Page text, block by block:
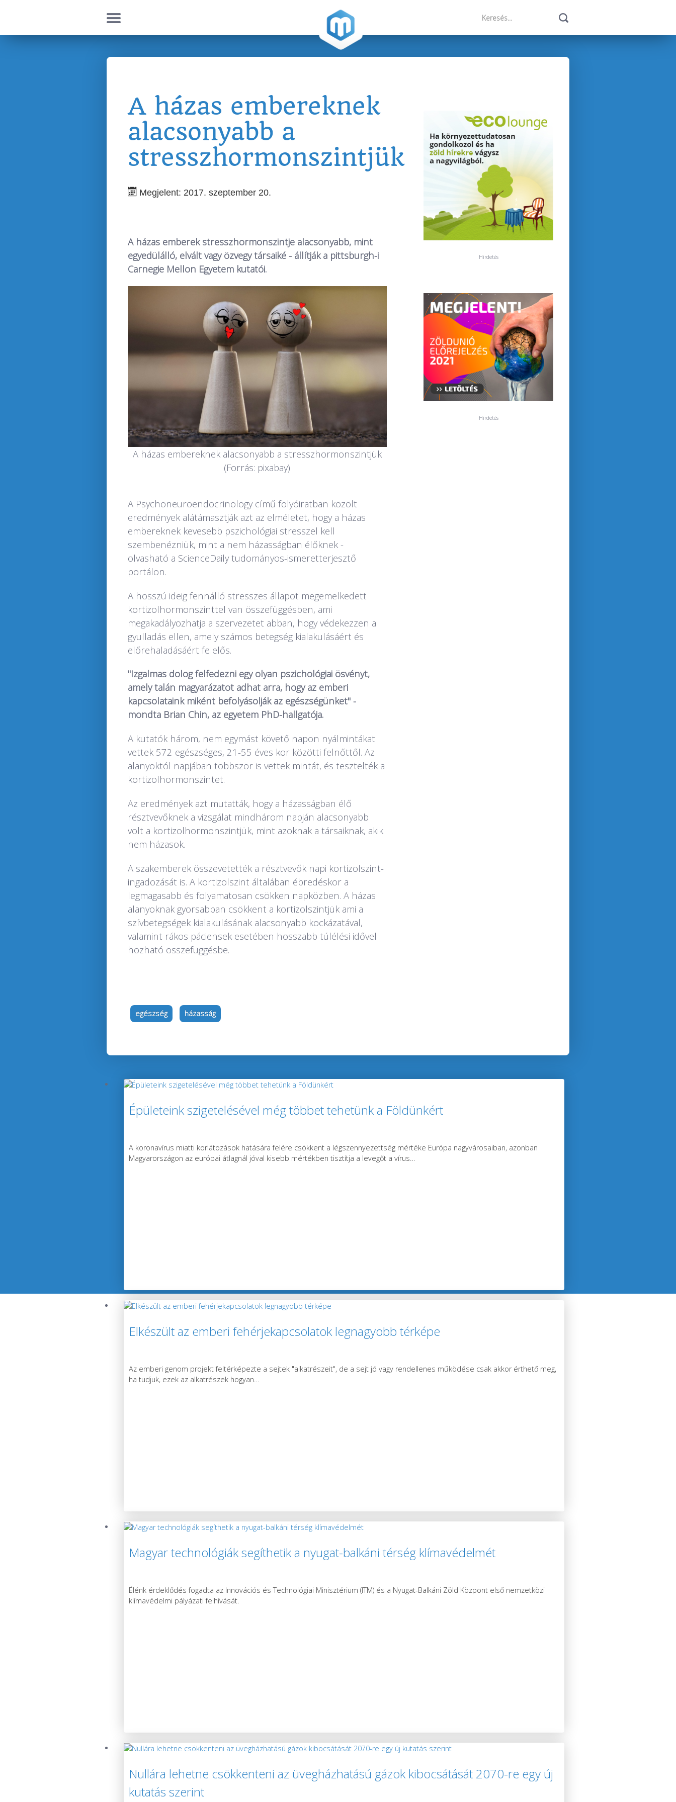
A házas embereknek
alacsonyabb a
stresszhormonszintjük
Megjelent: 2017. szeptember 20.
A házas emberek stresszhormonszintje alacsonyabb, mint
egyedülálló, elvált vagy özvegy társaiké - állítják a pittsburgh-i
Carnegie Mellon Egyetem kutatói.
A házas embereknek alacsonyabb a stresszhormonszintjük
(Forrás: pixabay)
A Psychoneuroendocrinology című folyóiratban közölt
eredmények alátámasztják azt az elméletet, hogy a házas
embereknek kevesebb pszichológiai stresszel kell
szembenézniük, mint a nem házasságban élőknek -
olvasható a ScienceDaily tudományos-ismeretterjesztő
portálon.
A hosszú ideig fennálló stresszes állapot megemelkedett
kortizolhormonszinttel van összefüggésben, ami
megakadályozhatja a szervezetet abban, hogy védekezzen a
gyulladás ellen, amely számos betegség kialakulásáért és
előrehaladásáért felelős.
"Izgalmas dolog felfedezni egy olyan pszichológiai ösvényt,
amely talán magyarázatot adhat arra, hogy az emberi
kapcsolataink miként befolyásolják az egészségünket" -
mondta Brian Chin, az egyetem PhD-hallgatója.
A kutatók három, nem egymást követő napon nyálmintákat
vettek 572 egészséges, 21-55 éves kor közötti felnőttől. Az
alanyoktól napjában többször is vettek mintát, és tesztelték a
kortizolhormonszintet.
Az eredmények azt mutatták, hogy a házasságban élő
résztvevőknek a vizsgálat mindhárom napján alacsonyabb
volt a kortizolhormonszintjük, mint azoknak a társaiknak, akik
nem házasok.
A szakemberek összevetették a résztvevők napi kortizolszint-
ingadozását is. A kortizolszint általában ébredéskor a
legmagasabb és folyamatosan csökken napközben. A házas
alanyoknak gyorsabban csökkent a kortizolszintjük ami a
szívbetegségek kialakulásának alacsonyabb kockázatával,
valamint rákos páciensek esetében hosszabb túlélési idővel
hozható összefüggésbe.
egészség házasság
Hirdetés
Hirdetés
Épületeink szigetelésével még többet tehetünk a Földünkért
A koronavírus miatti korlátozások hatására felére csökkent a légszennyezettség mértéke Európa nagyvárosaiban, azonban
Magyarországon az európai átlagnál jóval kisebb mértékben tisztítja a levegőt a vírus…
Elkészült az emberi fehérjekapcsolatok legnagyobb térképe
Az emberi genom projekt feltérképezte a sejtek "alkatrészeit", de a sejt jó vagy rendellenes működése csak akkor érthető meg,
ha tudjuk, ezek az alkatrészek hogyan…
Magyar technológiák segíthetik a nyugat-balkáni térség klímavédelmét
Élénk érdeklődés fogadta az Innovációs és Technológiai Minisztérium (ITM) és a Nyugat-Balkáni Zöld Központ első nemzetközi
klímavédelmi pályázati felhívását.
Nullára lehetne csökkenteni az üvegházhatású gázok kibocsátását 2070-re egy új
kutatás szerint